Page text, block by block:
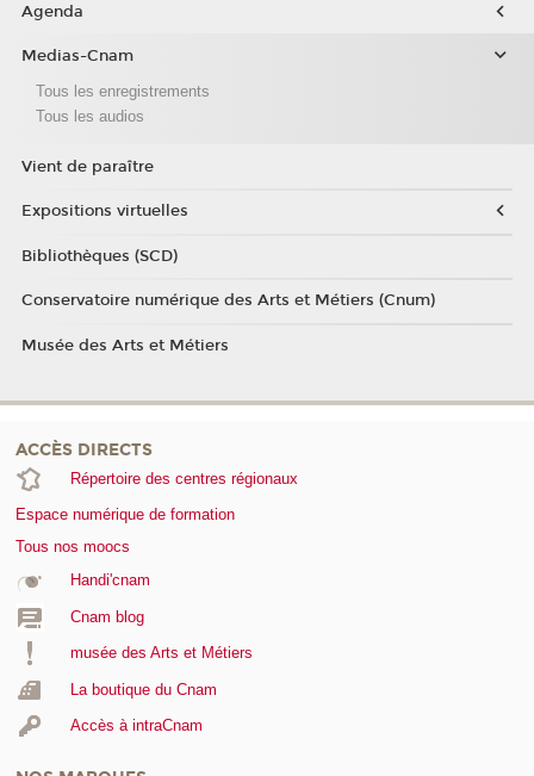
Agenda
Medias-Cnam
Tous les enregistrements
Tous les audios
Vient de paraître
Expositions virtuelles
Bibliothèques (SCD)
Conservatoire numérique des Arts et Métiers (Cnum)
Musée des Arts et Métiers
ACCÈS DIRECTS
Répertoire des centres régionaux
Espace numérique de formation
Tous nos moocs
Handi'cnam
Cnam blog
musée des Arts et Métiers
La boutique du Cnam
Accès à intraCnam